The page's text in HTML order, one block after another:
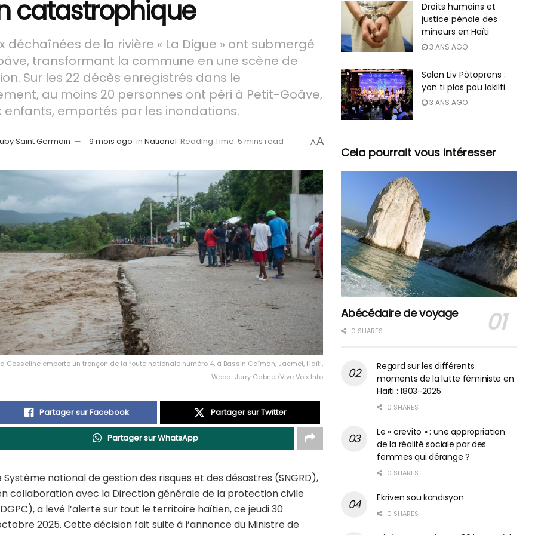
catastrophique
déchaînées de la rivière « La Digue » ont submergé
transformant la commune en une scène de
Sur les 22 décès enregistrés dans le
au moins 20 personnes ont péri à Petit-Goâve,
enfants, emportés par les inondations.
Saint Germain 9 mois ago in National Reading Time: 5 mins read AA
Gosseline emporte un tronçon de la route nationale numéro 4, à Bassin Caïman, Jacmel, Haïti,
Wood-Jerry Gabriel/Vive Voix Info
Partager sur Facebook Partager sur Twitter
Partager sur WhatsApp
Système national de gestion des risques et des désastres (SNGRD),
collaboration avec la Direction générale de la protection civile
a levé l’alerte sur tout le territoire haïtien, ce jeudi 30
2025. Cette décision fait suite à l’annonce du Ministre de
Droits humains et
justice pénale des
mineurs en Haïti
3 ANS AGO
Salon Liv Pòtoprens :
yon ti plas pou lakilti
3 ANS AGO
Cela pourrait vous intéresser
Abécédaire de voyage
0 SHARES
Regard sur les différents
moments de la lutte féministe en
Haïti : 1803-2025
0 SHARES
Le « crevito » : une appropriation
de la réalité sociale par des
femmes qui dérange ?
0 SHARES
Ekriven sou kondisyon
0 SHARES